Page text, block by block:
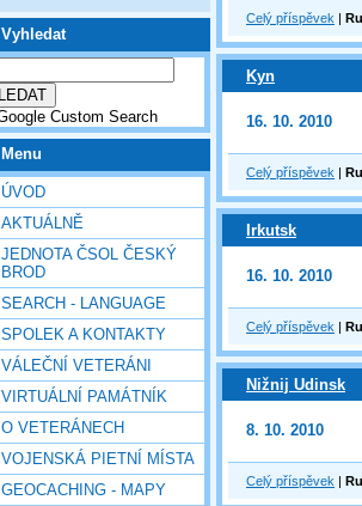
Vyhledat
Menu
ÚVOD
AKTUÁLNĚ
JEDNOTA ČSOL ČESKÝ
BROD
SEARCH - LANGUAGE
SPOLEK A KONTAKTY
VÁLEČNÍ VETERÁNI
VIRTUÁLNÍ PAMÁTNÍK
O VETERÁNECH
VOJENSKÁ PIETNÍ MÍSTA
GEOCACHING - MAPY
Celý příspěvek |
Kyn
16. 10. 2010
Celý příspěvek |
Irkutsk
16. 10. 2010
Celý příspěvek |
Nižnij Udinsk
8. 10. 2010
Celý příspěvek |